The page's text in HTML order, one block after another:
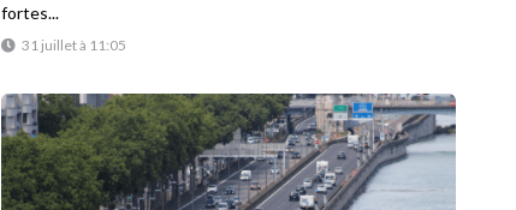
31 juillet à 11:05
fortes...